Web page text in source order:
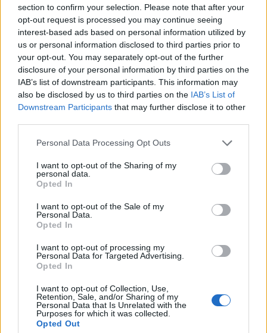
section to confirm your selection. Please note that after your
opt-out request is processed you may continue seeing
interest-based ads based on personal information utilized by
us or personal information disclosed to third parties prior to
your opt-out. You may separately opt-out of the further
disclosure of your personal information by third parties on the
IAB’s list of downstream participants. This information may
also be disclosed by us to third parties on the IAB’s List of
Downstream Participants that may further disclose it to other
Personal Data Processing Opt Outs
I want to opt-out of the Sharing of my
personal data.
Opted In
I want to opt-out of the Sale of my
Personal Data.
Opted In
I want to opt-out of processing my
Personal Data for Targeted Advertising.
Opted In
I want to opt-out of Collection, Use,
Retention, Sale, and/or Sharing of my
Personal Data that Is Unrelated with the
Purposes for which it was collected.
Opted Out
ΣΧΕΤΙΚA AΡΘΡΑ
Δυτική Αττική: Ολοκληρώθηκαν οι αυτοψίες στις
ΕΛΛAΔΑ 15:48
Δυτική Αττική: Ολοκληρώθηκαν οι
Δυτική Αττική: Ολοκληρώθηκαν
οι αυτοψίες στις πυρόπληκτες
περιοχές
Πολιτική Προστασία: Νέα εναέρια μέσα και τεχνολογία
ΕΛΛAΔΑ 15:38
Πολιτική Προστασία: Νέα εναέρια
«Τα έχω χάσει όλα»: Συντετριμμένος ο πατέρας και
15:15
«Τα έχω χάσει όλα»:
«Τα έχω χάσει όλα»:
τροχαίο στις Σέρρες